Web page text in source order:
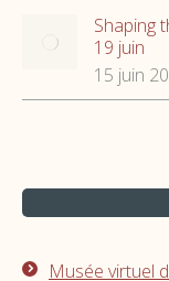
Shaping
19 juin
15 juin
Musée virtuel